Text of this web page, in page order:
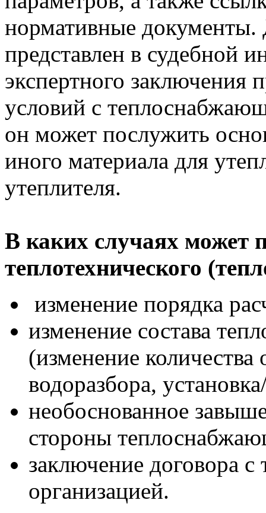
нормативные
представлен в судебной
экспертного заключения
условий с
он может послужить
иного материала для
утеплителя.
В каких случаях может
теплотехнического
изменение порядка
изменение состава
(изменение
водоразбора,
необоснованное
стороны
заключение договора
организацией.